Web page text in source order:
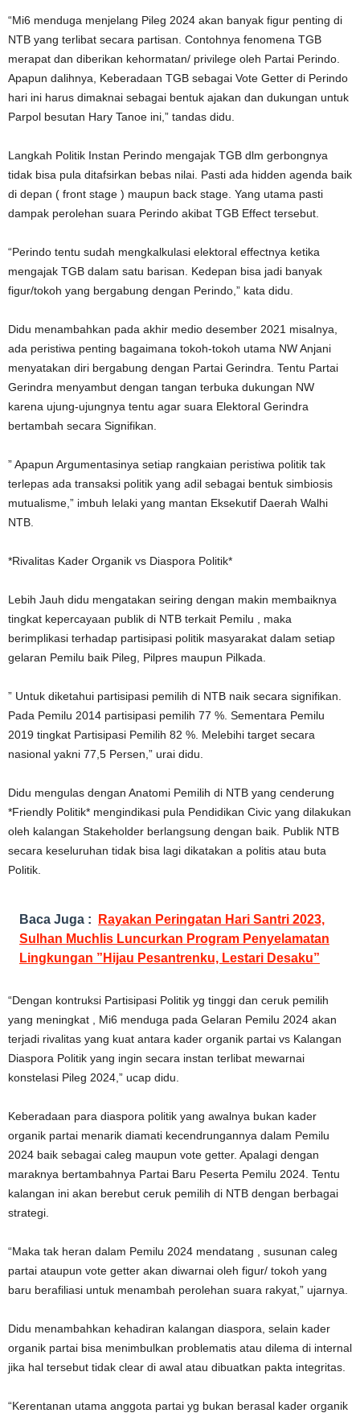
“Mi6 menduga menjelang Pileg 2024 akan banyak figur penting di
NTB yang terlibat secara partisan. Contohnya fenomena TGB
merapat dan diberikan kehormatan/ privilege oleh Partai Perindo.
Apapun dalihnya, Keberadaan TGB sebagai Vote Getter di Perindo
hari ini harus dimaknai sebagai bentuk ajakan dan dukungan untuk
Parpol besutan Hary Tanoe ini,” tandas didu.
Langkah Politik Instan Perindo mengajak TGB dlm gerbongnya
tidak bisa pula ditafsirkan bebas nilai. Pasti ada hidden agenda baik
di depan ( front stage ) maupun back stage. Yang utama pasti
dampak perolehan suara Perindo akibat TGB Effect tersebut.
“Perindo tentu sudah mengkalkulasi elektoral effectnya ketika
mengajak TGB dalam satu barisan. Kedepan bisa jadi banyak
figur/tokoh yang bergabung dengan Perindo,” kata didu.
Didu menambahkan pada akhir medio desember 2021 misalnya,
ada peristiwa penting bagaimana tokoh-tokoh utama NW Anjani
menyatakan diri bergabung dengan Partai Gerindra. Tentu Partai
Gerindra menyambut dengan tangan terbuka dukungan NW
karena ujung-ujungnya tentu agar suara Elektoral Gerindra
bertambah secara Signifikan.
” Apapun Argumentasinya setiap rangkaian peristiwa politik tak
terlepas ada transaksi politik yang adil sebagai bentuk simbiosis
mutualisme,” imbuh lelaki yang mantan Eksekutif Daerah Walhi
NTB.
*Rivalitas Kader Organik vs Diaspora Politik*
Lebih Jauh didu mengatakan seiring dengan makin membaiknya
tingkat kepercayaan publik di NTB terkait Pemilu , maka
berimplikasi terhadap partisipasi politik masyarakat dalam setiap
gelaran Pemilu baik Pileg, Pilpres maupun Pilkada.
” Untuk diketahui partisipasi pemilih di NTB naik secara signifikan.
Pada Pemilu 2014 partisipasi pemilih 77 %. Sementara Pemilu
2019 tingkat Partisipasi Pemilih 82 %. Melebihi target secara
nasional yakni 77,5 Persen,” urai didu.
Didu mengulas dengan Anatomi Pemilih di NTB yang cenderung
*Friendly Politik* mengindikasi pula Pendidikan Civic yang dilakukan
oleh kalangan Stakeholder berlangsung dengan baik. Publik NTB
secara keseluruhan tidak bisa lagi dikatakan a politis atau buta
Politik.
Baca Juga :
Rayakan Peringatan Hari Santri 2023,
Sulhan Muchlis Luncurkan Program Penyelamatan
Lingkungan ”Hijau Pesantrenku, Lestari Desaku”
“Dengan kontruksi Partisipasi Politik yg tinggi dan ceruk pemilih
yang meningkat , Mi6 menduga pada Gelaran Pemilu 2024 akan
terjadi rivalitas yang kuat antara kader organik partai vs Kalangan
Diaspora Politik yang ingin secara instan terlibat mewarnai
konstelasi Pileg 2024,” ucap didu.
Keberadaan para diaspora politik yang awalnya bukan kader
organik partai menarik diamati kecendrungannya dalam Pemilu
2024 baik sebagai caleg maupun vote getter. Apalagi dengan
maraknya bertambahnya Partai Baru Peserta Pemilu 2024. Tentu
kalangan ini akan berebut ceruk pemilih di NTB dengan berbagai
strategi.
“Maka tak heran dalam Pemilu 2024 mendatang , susunan caleg
partai ataupun vote getter akan diwarnai oleh figur/ tokoh yang
baru berafiliasi untuk menambah perolehan suara rakyat,” ujarnya.
Didu menambahkan kehadiran kalangan diaspora, selain kader
organik partai bisa menimbulkan problematis atau dilema di internal
jika hal tersebut tidak clear di awal atau dibuatkan pakta integritas.
“Kerentanan utama anggota partai yg bukan berasal kader organik